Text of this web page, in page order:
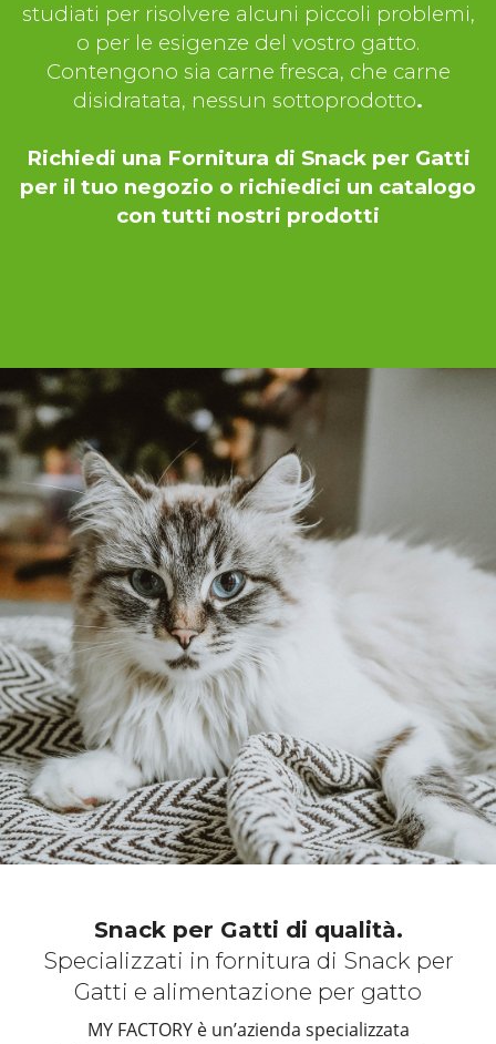
studiati per risolvere alcuni piccoli problemi,
o per le esigenze del vostro gatto.
Contengono sia carne fresca, che carne
disidratata, nessun sottoprodotto.
Richiedi una Fornitura di Snack per Gatti
per il tuo negozio o richiedici un catalogo
con tutti nostri prodotti
Snack per Gatti di qualità.
Specializzati in fornitura di Snack per
Gatti e alimentazione per gatto
MY FACTORY è un’azienda specializzata